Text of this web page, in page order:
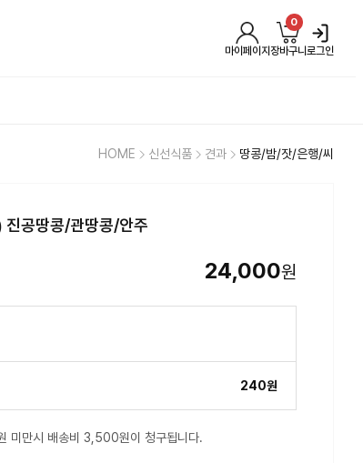
마이페이지장바구니
0
로그인
HOME 신선식품 견과 땅콩/밤/잣/은행/씨
공땅콩/관땅콩/안주
24,000원
240원
미만시 배송비 3,500원이 청구됩니다.